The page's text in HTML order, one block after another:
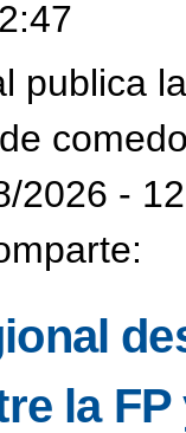
publica
2026 -
la